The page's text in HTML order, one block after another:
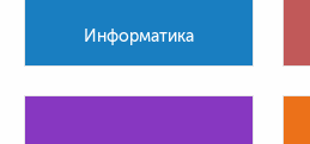
Информатика